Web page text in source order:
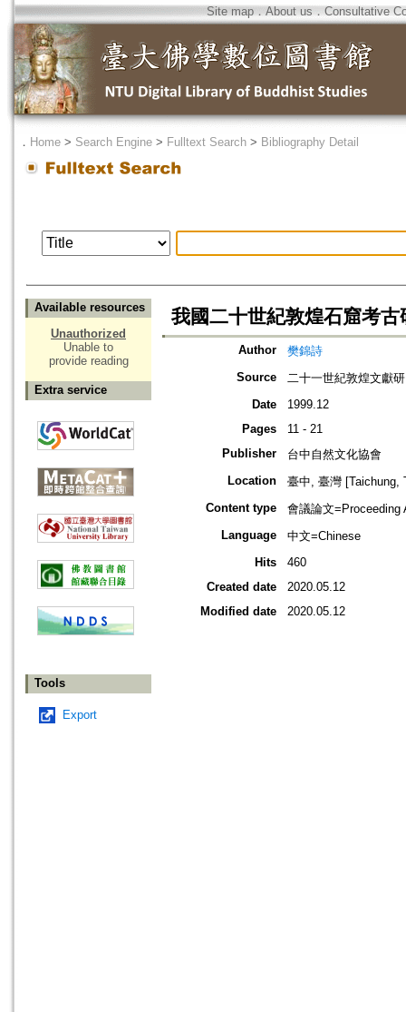
Site map．About us ． Consultative
． Home > Search Engine > Fulltext Search > Bibliography Detail
Available resources
Unauthorized
Unable to
provide reading
Extra service
Tools
Export
我國二十世紀敦煌石窟考古
Author
樊錦詩
Source
二十一世紀敦煌文獻
Date
1999.12
Pages
11 - 21
Publisher
台中自然文化協會
Location
臺中, 臺灣 [Taichung,
Content type
會議論文=Proceeding
Language
中文=Chinese
Hits
460
Created date
2020.05.12
Modified date
2020.05.12